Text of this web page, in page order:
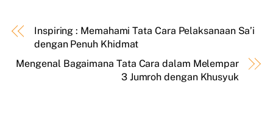
Inspiring : Memahami Tata Cara Pelaksanaan Sa’i
dengan Penuh Khidmat
Mengenal Bagaimana Tata Cara dalam Melempar
3 Jumroh dengan Khusyuk